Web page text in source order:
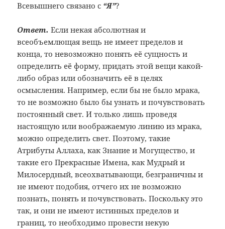
Всевышнего связано с “Я”?
Ответ. Если некая абсолютная и
всеобъемлющая вещь не имеет пределов и
конца, то невозможно понять её сущность и
определить её форму, придать этой вещи какой-
либо образ или обозначить её в целях
осмысления. Например, если бы не было мрака,
то не возможно было бы узнать и почувствовать
постоянный свет. И только лишь проведя
настоящую или воображаемую линию из мрака,
можно определить свет. Поэтому, такие
Атрибуты Аллаха, как Знание и Могущество, и
такие его Прекрасные Имена, как Мудрый и
Милосердный, всеохватывающи, безграничны и
не имеют подобия, отчего их не возможно
познать, понять и почувствовать. Поскольку это
так, и они не имеют истинных пределов и
границ, то необходимо провести некую